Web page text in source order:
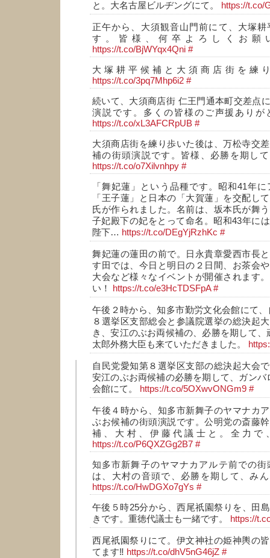
と。大名古屋ビルヂングにて。
https://t.co/
正午から、大須観音山門前にて、大塚
す。皆様、何卒よろしくお願
https://t.co/BjWYqx4Qni #
大塚耕平候補と大須商店街を練
https://t.co/3pq7Mhp6i2 #
続いて、大須商店街 仁王門通本町交差点
演説です。多くの皆様のご声援ありが
https://t.co/xL3AFCRpUB #
大須商店街を練り歩いた後は、万松寺交
補の街頭演説です。皆様、必勝を期し
https://t.co/o7Xilvnhpy #
「舞妃蓮」という品種です。昭和41年
「王子蓮」と日本の「大賀蓮」を交配し
氏が作られました。名前は、坂本氏が舞
子妃殿下の妃をとって命名。昭和43年に
陛下… https://t.co/DEgYjRzhKc #
舞妃蓮の蓮田の前で。日永貴章愛西市長
す田では、今日と明日の２日間、お茶会
大会など様々なイベントが開催されます
い！
https://t.co/e3HcTDSFpA #
午後２時から、知多市勤労文化会館にて
８選挙区支部総会と参議院選挙の総決起
き、安江のぶお両候補の、必勝を期して
太郎外務大臣も来ていただきました。
自民党愛知第８選挙区支部の総決起大会
安江のぶお両候補の必勝を期して、ガンバ
会館にて。
https://t.co/5OXwvONGm9 #
午後４時から、知多市新舞子のヤマナカ
ぶお候補の街頭演説です。公明党の斎藤
補、大村、伊藤代議士と。全力で
https://t.co/P6QXZGg2B7 #
知多市新舞子のヤマナカアルテ前での
は、大村の音頭で、必勝を期して、み
https://t.co/HwDGXo7gYs #
午後５時25分から、西尾祇園祭りを、田
きです。重徳代議士も一緒です。
https://
西尾祇園祭りにて。伊文神社の姫神輿の
てます‼️ https://t.co/dhV5nG46jZ #